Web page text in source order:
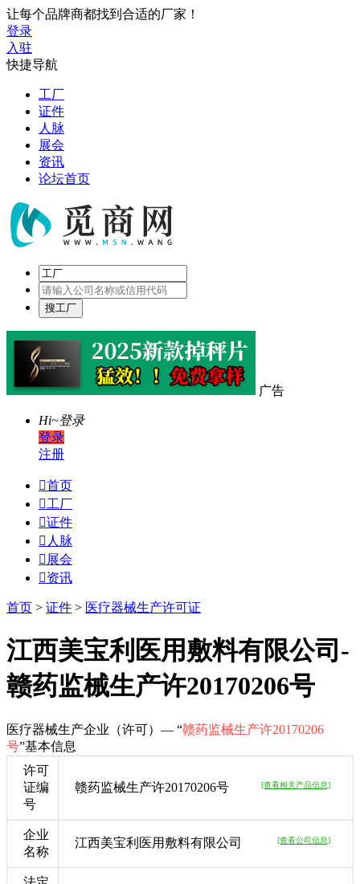
让每个品牌商都找到合适的厂家！
登录
入驻
快捷导航
工厂
证件
人脉
展会
资讯
论坛首页
广告
Hi~登录
登录
注册
首页
工厂
证件
 人脉
 展会
资讯
首页 > 证件 > 医疗器械生产许可证
江西美宝利医用敷料有限公司-
赣药监械生产许20170206号
医疗器械生产企业（许可）— “赣药监械生产许20170206
号”基本信息
许可
证编
号
赣药监械生产许20170206号 [查看相关产品信息]
企业
名称
江西美宝利医用敷料有限公司 [查看公司信息]